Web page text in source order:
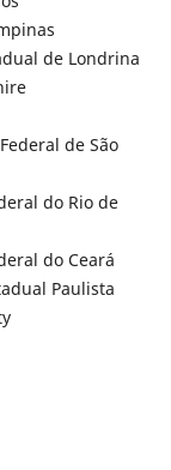
de Londrina
de São
do Rio de
do Ceará
Paulista